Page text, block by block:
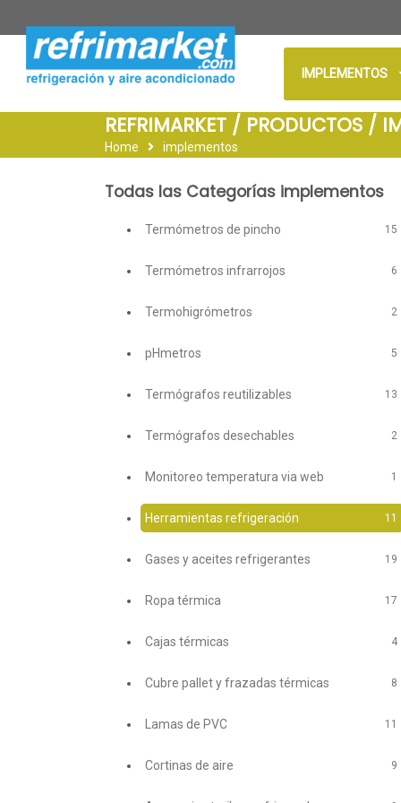
IMPLEMENTOS
REFRIMARKET / PRODUCTOS /
Home implementos
Todas las Categorías implementos
Termómetros de pincho 15
Termómetros infrarrojos 6
Termohigrómetros 2
pHmetros 5
Termógrafos reutilizables 13
Termógrafos desechables 2
Monitoreo temperatura via web 1
Herramientas refrigeración 11
Gases y aceites refrigerantes 19
Ropa térmica 17
Cajas térmicas 4
Cubre pallet y frazadas térmicas 8
Lamas de PVC 11
Cortinas de aire 9